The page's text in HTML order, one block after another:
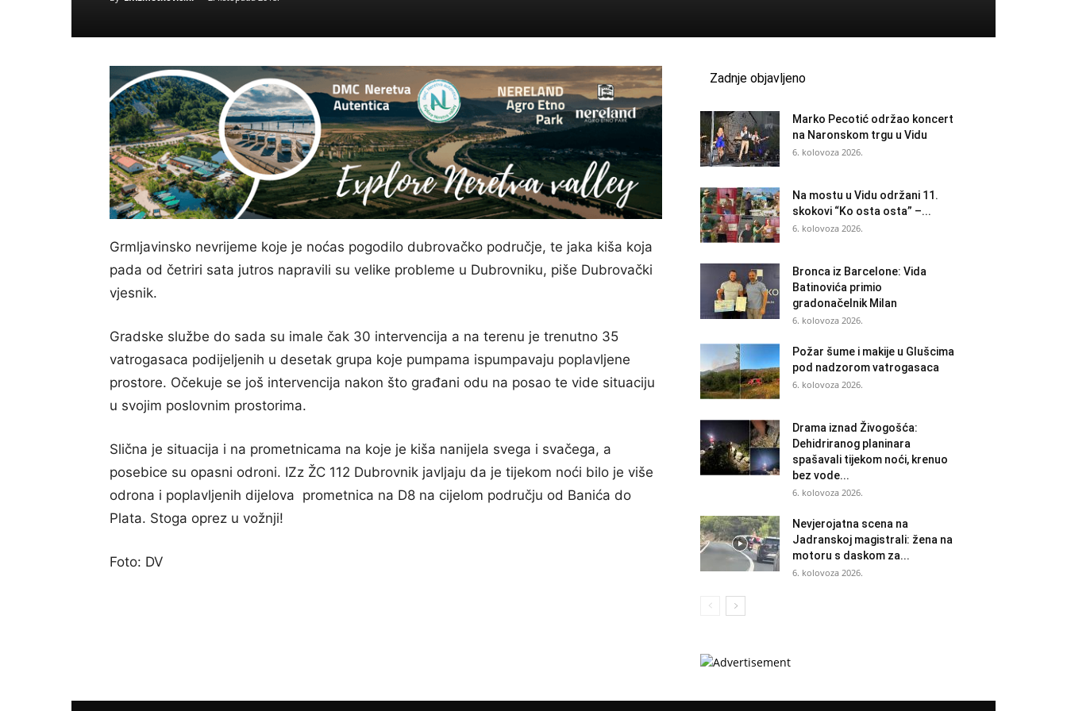
Grmljavinsko nevrijeme koje je noćas pogodilo dubrovačko područje, te jaka kiša koja
pada od četriri sata jutros napravili su velike probleme u Dubrovniku, piše Dubrovački
vjesnik.
Gradske službe do sada su imale čak 30 intervencija a na terenu je trenutno 35
vatrogasaca podijeljenih u desetak grupa koje pumpama ispumpavaju poplavljene
prostore. Očekuje se još intervencija nakon što građani odu na posao te vide situaciju
u svojim poslovnim prostorima.
Slična je situacija i na prometnicama na koje je kiša nanijela svega i svačega, a
posebice su opasni odroni. IZz ŽC 112 Dubrovnik javljaju da je tijekom noći bilo je više
odrona i poplavljenih dijelova prometnica na D8 na cijelom području od Banića do
Plata. Stoga oprez u vožnji!
Foto: DV
Zadnje objavljeno
Marko Pecotić održao koncert
na Naronskom trgu u Vidu
6. kolovoza 2026.
Na mostu u Vidu održani 11.
skokovi “Ko osta osta” –...
6. kolovoza 2026.
Bronca iz Barcelone: Vida
Batinovića primio
gradonačelnik Milan
6. kolovoza 2026.
Požar šume i makije u Glušcima
pod nadzorom vatrogasaca
6. kolovoza 2026.
Drama iznad Živogošća:
Dehidriranog planinara
spašavali tijekom noći, krenuo
bez vode...
6. kolovoza 2026.
Nevjerojatna scena na
Jadranskoj magistrali: žena na
motoru s daskom za...
6. kolovoza 2026.